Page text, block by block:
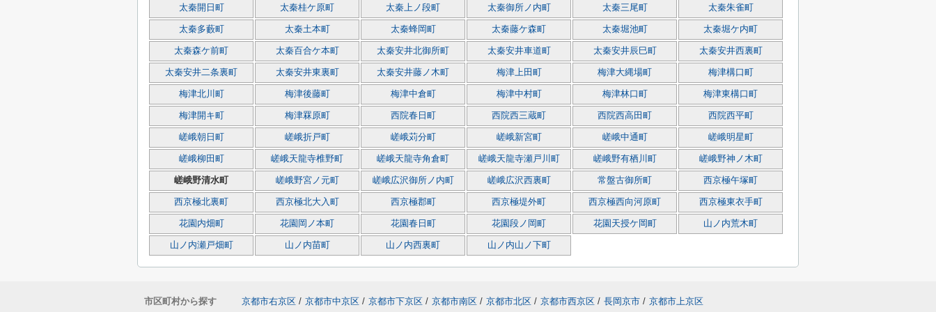
太秦開日町 太秦桂ケ原町 太秦上ノ段町 太秦御所ノ内町 太秦三尾町 太秦朱雀町
太秦多藪町 太秦土本町 太秦蜂岡町 太秦藤ケ森町 太秦堀池町 太秦堀ケ内町
太秦森ケ前町 太秦百合ケ本町 太秦安井北御所町 太秦安井車道町 太秦安井辰巳町 太秦安井西裏町
太秦安井二条裏町 太秦安井東裏町 太秦安井藤ノ木町 梅津上田町 梅津大縄場町 梅津構口町
梅津北川町 梅津後藤町 梅津中倉町 梅津中村町 梅津林口町 梅津東構口町
梅津開キ町 梅津罧原町 西院春日町 西院西三蔵町 西院西高田町 西院西平町
嵯峨朝日町 嵯峨折戸町 嵯峨苅分町 嵯峨新宮町 嵯峨中通町 嵯峨明星町
嵯峨柳田町 嵯峨天龍寺椎野町 嵯峨天龍寺角倉町 嵯峨天龍寺瀬戸川町 嵯峨野有栖川町 嵯峨野神ノ木町
嵯峨野清水町 嵯峨野宮ノ元町 嵯峨広沢御所ノ内町 嵯峨広沢西裏町 常盤古御所町 西京極午塚町
西京極北裏町 西京極北大入町 西京極郡町 西京極堤外町 西京極西向河原町 西京極東衣手町
花園内畑町 花園岡ノ本町 花園春日町 花園段ノ岡町 花園天授ケ岡町 山ノ内荒木町
山ノ内瀬戸畑町 山ノ内苗町 山ノ内西裏町 山ノ内山ノ下町
市区町村から探す 京都市右京区 / 京都市中京区 / 京都市下京区 / 京都市南区 / 京都市北区 / 京都市西京区 / 長岡京市 / 京都市上京区